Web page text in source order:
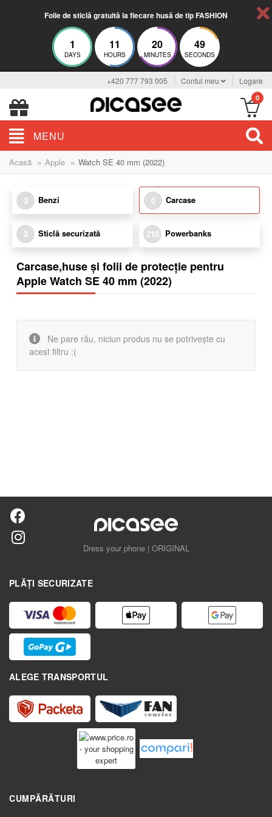
Folie de sticlă gratuită la fiecare husă de tip FASHION
1
DAYS
11
HOURS
20
MINUTES
49
SECONDS
+420 777 793 005 Contul meu Logare
0
MENU
Acasă » Apple » Watch SE 40 mm (2022)
3 Benzi 0 Carcase
3 Sticlă securizată 210 Powerbanks
Carcase,huse și folii de protecție pentru
Apple Watch SE 40 mm (2022)
Ne pare rău, niciun produs nu se potrivește cu
acest filtru :(
Dress your phone | ORIGINAL
PLĂȚI SECURIZATE
ALEGE TRANSPORTUL
CUMPĂRĂTURI